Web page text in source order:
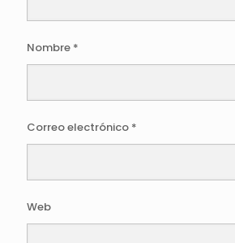
Nombre *
Correo electrónico *
Web